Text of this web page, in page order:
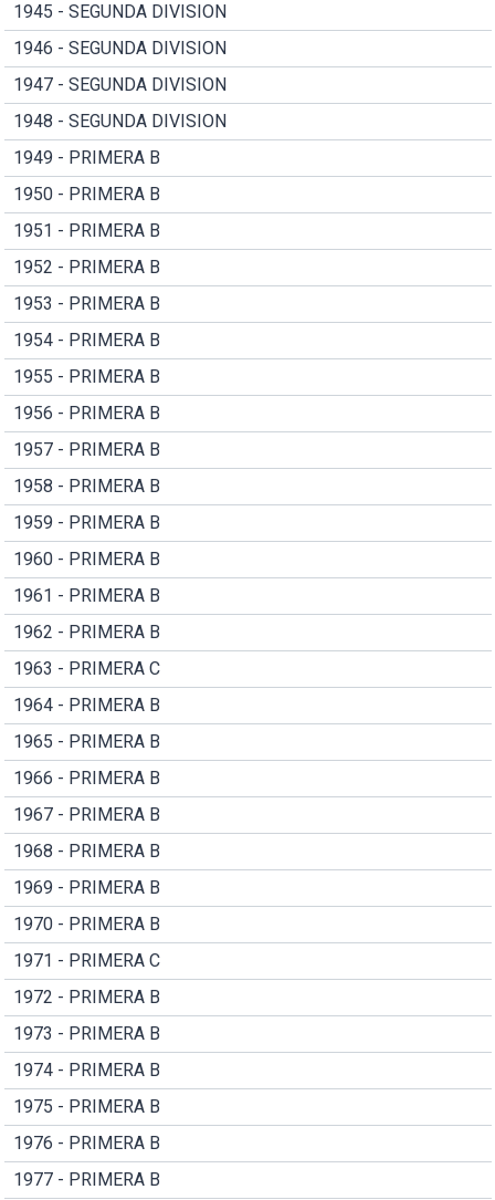
1945 - SEGUNDA DIVISION
1946 - SEGUNDA DIVISION
1947 - SEGUNDA DIVISION
1948 - SEGUNDA DIVISION
1949 - PRIMERA B
1950 - PRIMERA B
1951 - PRIMERA B
1952 - PRIMERA B
1953 - PRIMERA B
1954 - PRIMERA B
1955 - PRIMERA B
1956 - PRIMERA B
1957 - PRIMERA B
1958 - PRIMERA B
1959 - PRIMERA B
1960 - PRIMERA B
1961 - PRIMERA B
1962 - PRIMERA B
1963 - PRIMERA C
1964 - PRIMERA B
1965 - PRIMERA B
1966 - PRIMERA B
1967 - PRIMERA B
1968 - PRIMERA B
1969 - PRIMERA B
1970 - PRIMERA B
1971 - PRIMERA C
1972 - PRIMERA B
1973 - PRIMERA B
1974 - PRIMERA B
1975 - PRIMERA B
1976 - PRIMERA B
1977 - PRIMERA B